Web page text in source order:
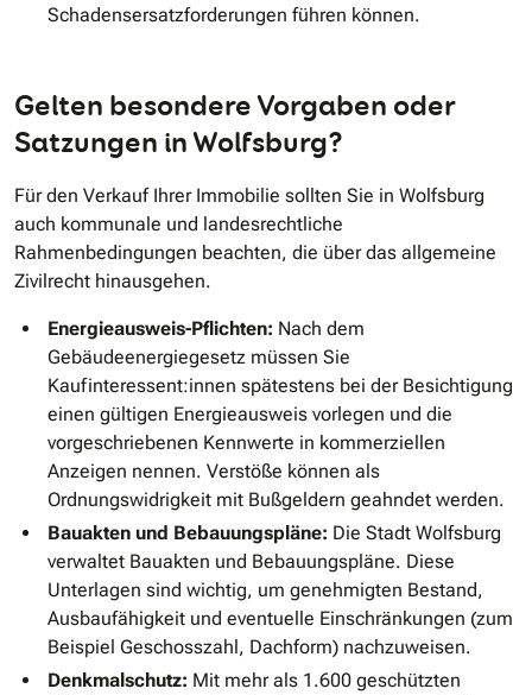
Schadensersatzforderungen führen können.
Gelten besondere Vorgaben oder
Satzungen in Wolfsburg?
Für den Verkauf Ihrer Immobilie sollten Sie in Wolfsburg
auch kommunale und landesrechtliche
Rahmenbedingungen beachten, die über das allgemeine
Zivilrecht hinausgehen.
Energieausweis-Pflichten: Nach dem
Gebäudeenergiegesetz müssen Sie
Kaufinteressent:innen spätestens bei der Besichtigung
einen gültigen Energieausweis vorlegen und die
vorgeschriebenen Kennwerte in kommerziellen
Anzeigen nennen. Verstöße können als
Ordnungswidrigkeit mit Bußgeldern geahndet werden.
Bauakten und Bebauungspläne: Die Stadt Wolfsburg
verwaltet Bauakten und Bebauungspläne. Diese
Unterlagen sind wichtig, um genehmigten Bestand,
Ausbaufähigkeit und eventuelle Einschränkungen (zum
Beispiel Geschosszahl, Dachform) nachzuweisen.
Denkmalschutz: Mit mehr als 1.600 geschützten